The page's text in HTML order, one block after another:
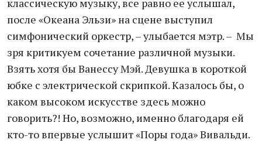
классическую музыку, все равно ее услышал,
после «Океана Эльзи» на сцене выступил
симфонический оркестр, – улыбается мэтр. – Мы
зря критикуем сочетание различной музыки.
Взять хотя бы Ванессу Мэй. Девушка в короткой
юбке с электрической скрипкой. Казалось бы, о
каком высоком искусстве здесь можно
говорить?! Но, возможно, именно благодаря ей
кто-то впервые услышит «Поры года» Вивальди.